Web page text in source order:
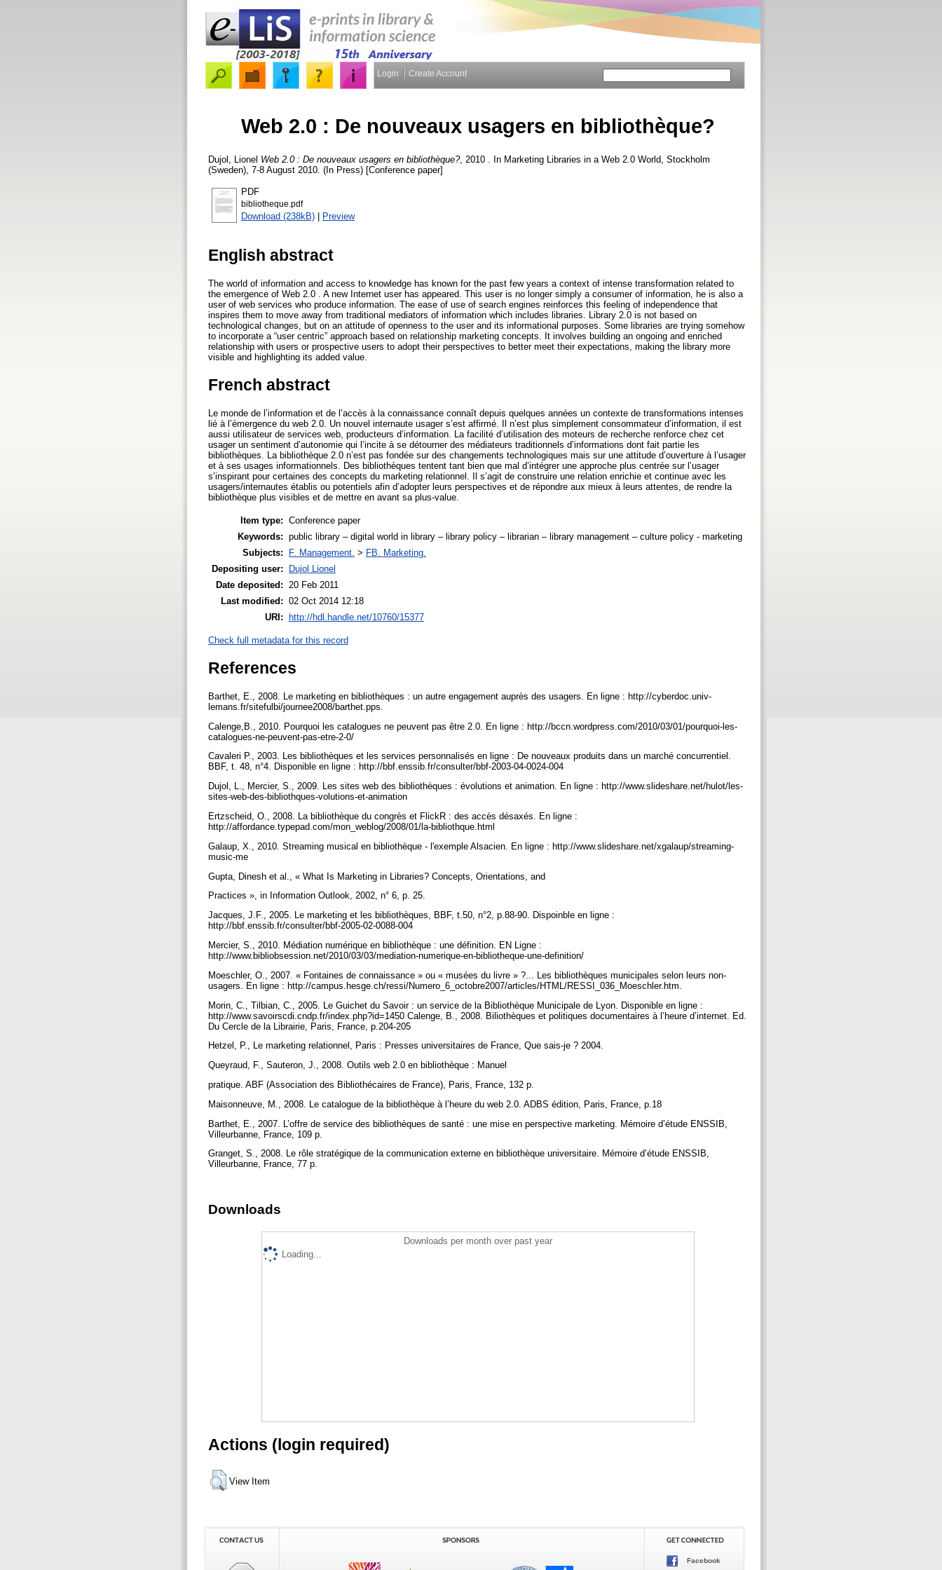
Login Create Account
Web 2.0 : De nouveaux usagers en bibliothèque?
Dujol, Lionel Web 2.0 : De nouveaux usagers en bibliothèque?, 2010 . In Marketing Libraries in a Web 2.0 World, Stockholm
(Sweden), 7-8 August 2010. (In Press) [Conference paper]
PDF
bibliotheque.pdf
Download (238kB) | Preview
English abstract
The world of information and access to knowledge has known for the past few years a context of intense transformation related to
the emergence of Web 2.0 . A new Internet user has appeared. This user is no longer simply a consumer of information, he is also a
user of web services who produce information. The ease of use of search engines reinforces this feeling of independence that
inspires them to move away from traditional mediators of information which includes libraries. Library 2.0 is not based on
technological changes, but on an attitude of openness to the user and its informational purposes. Some libraries are trying somehow
to incorporate a “user centric” approach based on relationship marketing concepts. It involves building an ongoing and enriched
relationship with users or prospective users to adopt their perspectives to better meet their expectations, making the library more
visible and highlighting its added value.
French abstract
Le monde de l’information et de l’accès à la connaissance connaît depuis quelques années un contexte de transformations intenses
lié à l’émergence du web 2.0. Un nouvel internaute usager s’est affirmé. Il n’est plus simplement consommateur d’information, il est
aussi utilisateur de services web, producteurs d’information. La facilité d’utilisation des moteurs de recherche renforce chez cet
usager un sentiment d’autonomie qui l’incite à se détourner des médiateurs traditionnels d’informations dont fait partie les
bibliothèques. La bibliothèque 2.0 n’est pas fondée sur des changements technologiques mais sur une attitude d’ouverture à l’usager
et à ses usages informationnels. Des bibliothèques tentent tant bien que mal d’intégrer une approche plus centrée sur l’usager
s’inspirant pour certaines des concepts du marketing relationnel. Il s’agit de construire une relation enrichie et continue avec les
usagers/internautes établis ou potentiels afin d’adopter leurs perspectives et de répondre aux mieux à leurs attentes, de rendre la
bibliothèque plus visibles et de mettre en avant sa plus-value.
Item type: Conference paper
Keywords: public library – digital world in library – library policy – librarian – library management – culture policy - marketing
Subjects:
F. Management. > FB. Marketing.
Depositing user:
Dujol Lionel
Date deposited:
20 Feb 2011
Last modified: 02 Oct 2014 12:18
URI:
http://hdl.handle.net/10760/15377
Check full metadata for this record
References
Barthet, E., 2008. Le marketing en bibliothèques : un autre engagement auprès des usagers. En ligne : http://cyberdoc.univ-
lemans.fr/sitefulbi/journee2008/barthet.pps.
Calenge,B., 2010. Pourquoi les catalogues ne peuvent pas être 2.0. En ligne : http://bccn.wordpress.com/2010/03/01/pourquoi-les-
catalogues-ne-peuvent-pas-etre-2-0/
Cavaleri P., 2003. Les bibliothèques et les services personnalisés en ligne : De nouveaux produits dans un marché concurrentiel.
BBF, t. 48, n°4. Disponible en ligne : http://bbf.enssib.fr/consulter/bbf-2003-04-0024-004
Dujol, L., Mercier, S., 2009. Les sites web des bibliothèques : évolutions et animation. En ligne : http://www.slideshare.net/hulot/les-
sites-web-des-bibliothques-volutions-et-animation
Ertzscheid, O., 2008. La bibliothèque du congrès et FlickR : des accès désaxés. En ligne :
http://affordance.typepad.com/mon_weblog/2008/01/la-bibliothque.html
Galaup, X., 2010. Streaming musical en bibliothèque - l'exemple Alsacien. En ligne : http://www.slideshare.net/xgalaup/streaming-
music-me
Gupta, Dinesh et al., « What Is Marketing in Libraries? Concepts, Orientations, and
Practices », in Information Outlook, 2002, n° 6, p. 25.
Jacques, J.F., 2005. Le marketing et les bibliothèques, BBF, t.50, n°2, p.88-90. Dispoinble en ligne :
http://bbf.enssib.fr/consulter/bbf-2005-02-0088-004
Mercier, S., 2010. Médiation numérique en bibliothèque : une définition. EN Ligne :
http://www.bibliobsession.net/2010/03/03/mediation-numerique-en-bibliotheque-une-definition/
Moeschler, O., 2007. « Fontaines de connaissance » ou « musées du livre » ?... Les bibliothèques municipales selon leurs non-
usagers. En ligne : http://campus.hesge.ch/ressi/Numero_6_octobre2007/articles/HTML/RESSI_036_Moeschler.htm.
Morin, C., Tilbian, C., 2005. Le Guichet du Savoir : un service de la Bibliothèque Municipale de Lyon. Disponible en ligne :
http://www.savoirscdi.cndp.fr/index.php?id=1450 Calenge, B., 2008. Biliothèques et politiques documentaires à l’heure d’internet. Ed.
Du Cercle de la Librairie, Paris, France, p.204-205
Hetzel, P., Le marketing relationnel, Paris : Presses universitaires de France, Que sais-je ? 2004.
Queyraud, F., Sauteron, J., 2008. Outils web 2.0 en bibliothèque : Manuel
pratique. ABF (Association des Bibliothécaires de France), Paris, France, 132 p.
Maisonneuve, M., 2008. Le catalogue de la bibliothèque à l’heure du web 2.0. ADBS édition, Paris, France, p.18
Barthet, E., 2007. L’offre de service des bibliothèques de santé : une mise en perspective marketing. Mémoire d’étude ENSSIB,
Villeurbanne, France, 109 p.
Granget, S., 2008. Le rôle stratégique de la communication externe en bibliothèque universitaire. Mémoire d’étude ENSSIB,
Villeurbanne, France, 77 p.
Downloads
Downloads per month over past year
Loading...
Actions (login required)
View Item
Facebook